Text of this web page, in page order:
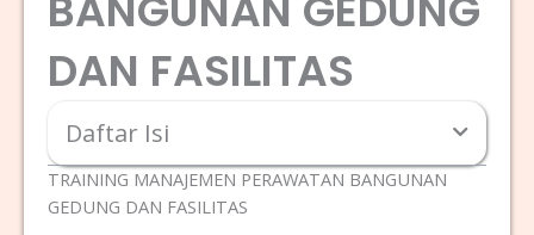
DAN FASILITAS
Daftar Isi
TRAINING MANAJEMEN PERAWATAN BANGUNAN
GEDUNG DAN FASILITAS